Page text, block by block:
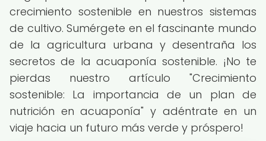
crecimiento sostenible en nuestros sistemas
de cultivo. Sumérgete en el fascinante mundo
de la agricultura urbana y desentraña los
secretos de la acuaponía sostenible. ¡No te
pierdas nuestro artículo "Crecimiento
sostenible: La importancia de un plan de
nutrición en acuaponía" y adéntrate en un
viaje hacia un futuro más verde y próspero!